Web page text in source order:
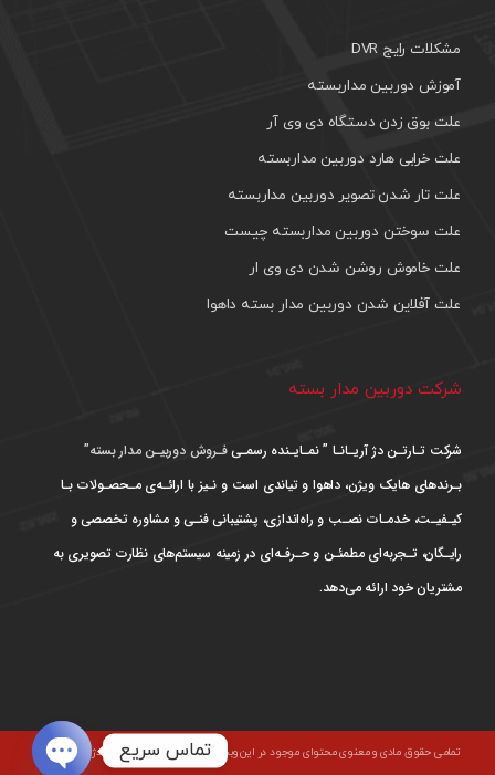
مشکلات رایج DVR
آموزش دوربین مداربسته
علت بوق زدن دستگاه دی وی آر
علت خرابی هارد دوربین مداربسته
علت تار شدن تصویر دوربین مداربسته
علت سوختن دوربین مداربسته چیست
علت خاموش روشن شدن دی وی ار
علت آفلاین شدن دوربین مدار بسته داهوا
شرکت دوربین مدار بسته
شرکت تـارتـن دژ آریـانـا ” نمـایـنده رسمـیفـروش دوربیـن مدار بسته”
بـرندهای هایک ویژن، داهوا و تیاندی است و نـیز با ارائـه‌ی مـحصـولات بـا
کیـفیـت، خدمـات نصـب و راه‌اندازی، پشتیبانی فنـی و مشاوره تخصصی و
رایـگان، تـجربه‌ای مطمئـن و حـرفـه‌ای در زمینه سیستم‌های نظارت تصویری به
مشتریان خود ارائه می‌دهد.
تمامی حقوق مادی و معنوی محتوای موجود در این وبسایت متعلق به شرکت تارتن دژ آریانا است و
تماس سریع